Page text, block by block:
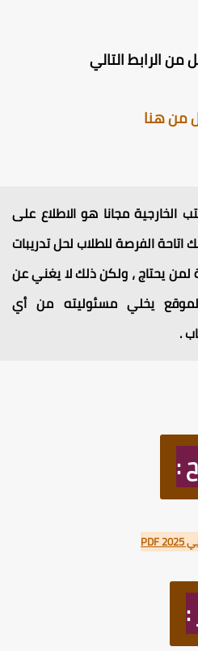
الرابط التالي
هنا
مجانا هو الاطلاع على
الفرصة للطلاب لحل تدريبات
يحتاج ، ولكن ذلك لا يغني عن
يخلي مسئوليته من أي